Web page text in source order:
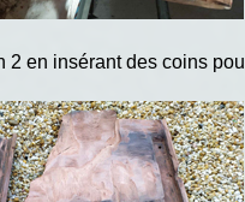
2 en insérant des coins